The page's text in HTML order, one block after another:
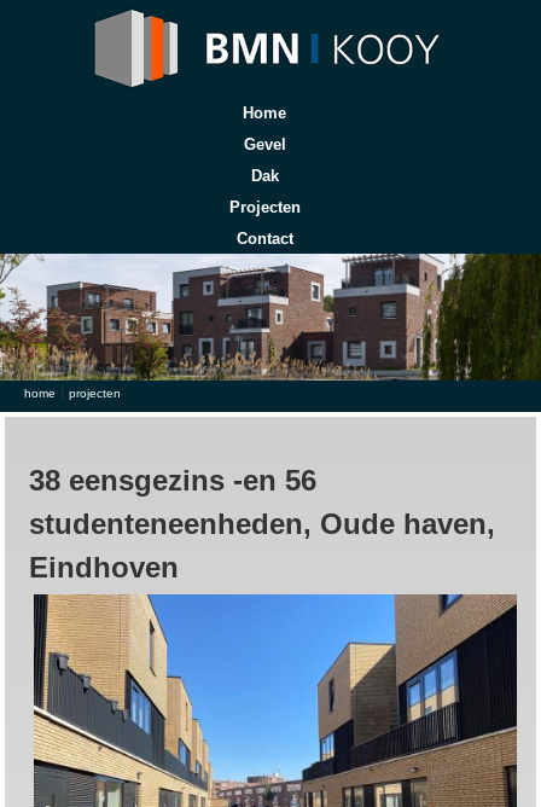
Home
Gevel
Dak
Projecten
Contact
U bent hier
home projecten
38 eensgezins -en 56
studenteneenheden, Oude haven,
Eindhoven